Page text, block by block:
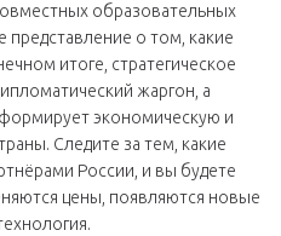
образовательных
о том, какие
итоге, стратегическое
жаргон, а
экономическую и
Следите за тем, какие
России, и вы будете
цены, появляются новые